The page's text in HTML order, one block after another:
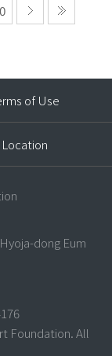
of Use
Location
dong Eum
Foundation. All